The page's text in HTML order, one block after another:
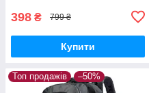
398 ₴ 799 ₴
Купити
Топ продажів –50%